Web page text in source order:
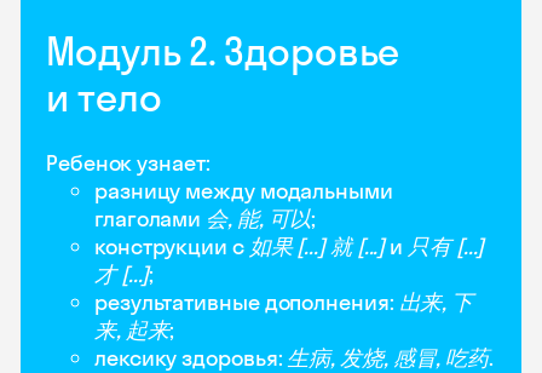
Модуль 2. Здоровье
и тело
Ребенок узнает:
разницу между модальными
глаголами 会, 能, 可以;
конструкции с 如果 [...] 就 [...]и 只有 [...]
才 [...];
результативные дополнения: 出来, 下
来, 起来;
лексику здоровья: 生病, 发烧, 感冒, 吃药.